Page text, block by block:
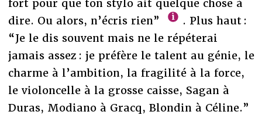
fort pour que ton stylo ait quelque chose à
dire. Ou alors, n’écris rien”
. Plus haut :
“Je le dis souvent mais ne le répéterai
jamais assez : je préfère le talent au génie, le
charme à l’ambition, la fragilité à la force,
le violoncelle à la grosse caisse, Sagan à
Duras, Modiano à Gracq, Blondin à Céline.”